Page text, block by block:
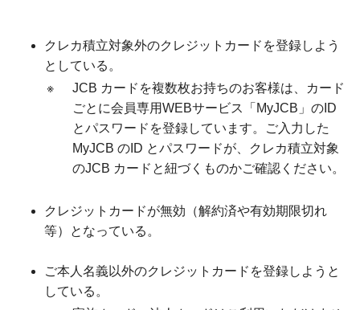
クレカ積立対象外のクレジットカードを登録しよう
としている。
※
JCB カードを複数枚お持ちのお客様は、カード
ごとに会員専用WEBサービス「MyJCB」のID
とパスワードを登録しています。ご入力した
MyJCB のID とパスワードが、クレカ積立対象
のJCB カードと紐づくものかご確認ください。
クレジットカードが無効（解約済や有効期限切れ
等）となっている。
ご本人名義以外のクレジットカードを登録しようと
している。